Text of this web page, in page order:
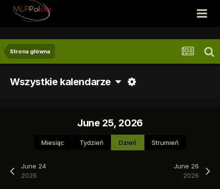
Strona główna
Wszystkie kalendarze
June 24
2026
June 25, 2026
Miesiąc Tydzień Dzień Strumień
June 26
2026